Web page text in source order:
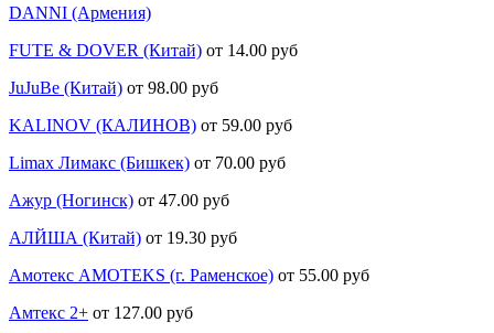
DANNI (Армения)
FUTE & DOVER (Китай) от 14.00 руб
JuJuBe (Китай) от 98.00 руб
KALINOV (КАЛИНОВ) от 59.00 руб
Limax Лимакс (Бишкек) от 70.00 руб
Ажур (Ногинск) от 47.00 руб
АЛЙША (Китай) от 19.30 руб
Амотекс AMOTEKS (г. Раменское) от 55.00 руб
Амтекс 2+ от 127.00 руб